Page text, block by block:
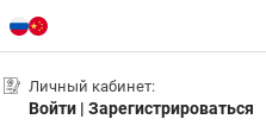
Личный кабинет:
Войти | Зарегистрироваться